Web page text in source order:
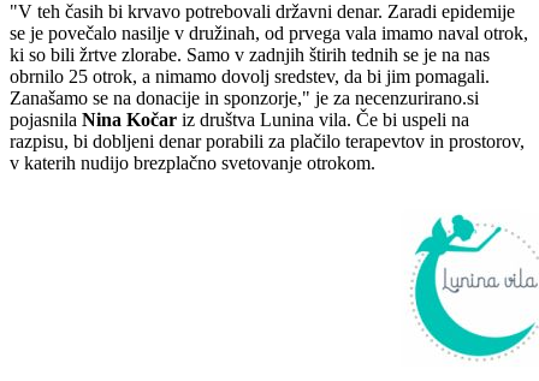
"V teh časih bi krvavo potrebovali državni denar. Zaradi epidemije
se je povečalo nasilje v družinah, od prvega vala imamo naval otrok,
ki so bili žrtve zlorabe. Samo v zadnjih štirih tednih se je na nas
obrnilo 25 otrok, a nimamo dovolj sredstev, da bi jim pomagali.
Zanašamo se na donacije in sponzorje," je za necenzurirano.si
pojasnila Nina Kočar iz društva Lunina vila. Če bi uspeli na
razpisu, bi dobljeni denar porabili za plačilo terapevtov in prostorov,
v katerih nudijo brezplačno svetovanje otrokom.